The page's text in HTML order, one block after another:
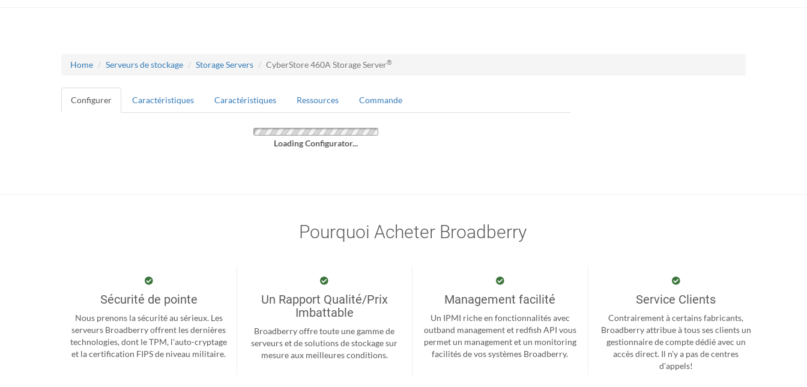
Home Serveurs de stockage Storage Servers CyberStore 460A Storage Server®
Configurer Caractéristiques Caractéristiques Ressources Commande
Loading Configurator...
Pourquoi Acheter Broadberry
Sécurité de pointe
Nous prenons la sécurité au sérieux. Les
serveurs Broadberry offrent les dernières
technologies, dont le TPM, l'auto-cryptage
et la certification FIPS de niveau militaire.
Un Rapport Qualité/Prix
Imbattable
Broadberry offre toute une gamme de
serveurs et de solutions de stockage sur
mesure aux meilleures conditions.
Management facilité
Un IPMI riche en fonctionnalités avec
outband management et redfish API vous
permet un management et un monitoring
facilités de vos systèmes Broadberry.
Service Clients
Contrairement à certains fabricants,
Broadberry attribue à tous ses clients un
gestionnaire de compte dédié avec un
accès direct. Il n'y a pas de centres
d'appels!